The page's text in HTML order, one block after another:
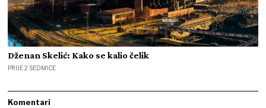
Dženan Skelić: Kako se kalio čelik
PRIJE 2 SEDMICE
Komentari